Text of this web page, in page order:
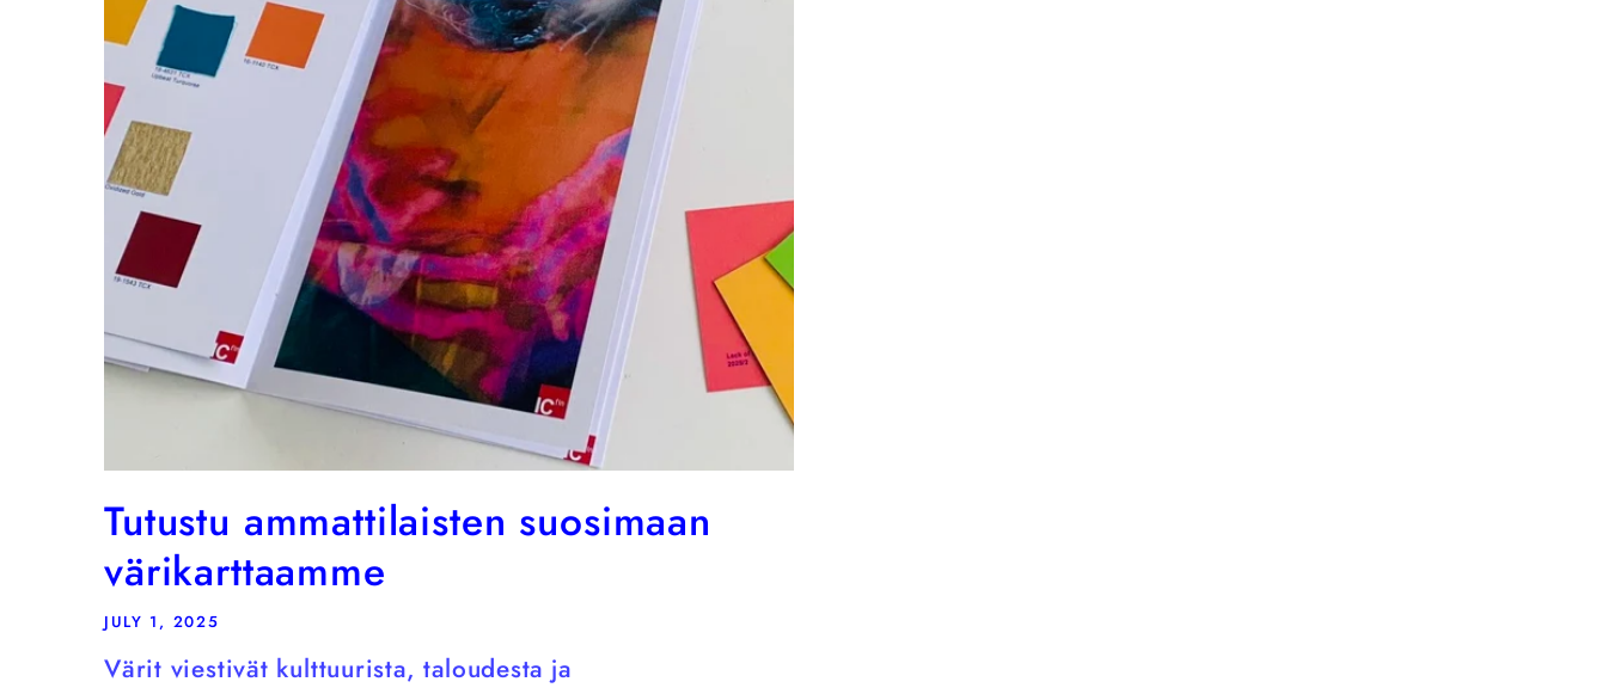
Tutustu ammattilaisten suosimaan
värikarttaamme
JULY 1, 2025
Värit viestivät kulttuurista, taloudesta ja